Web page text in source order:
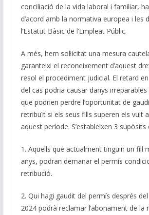
conciliació de la vida laboral i familiar,
d’acord amb la normativa europea i les
l’Estatut Bàsic de l’Empleat Públic.
A més, hem sol·licitat una mesura
garanteixi el reconeixement d’aquest
resol el procediment judicial. El retard
del cas podria causar danys
que podrien perdre l’oportunitat de
retribuït si els seus fills superen els vuit
aquest període. S’estableixen 3
1. Aquells que actualment tinguin un fill
anys, podran demanar el permís
retribució.
2. Qui hagi gaudit del permís després
2024 podrà reclamar l’abonament de la